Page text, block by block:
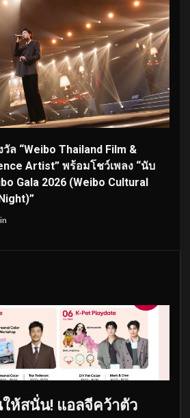
วัล “Weibo Thailand Film &
Artist” พร้อมโชว์เพลง “นับ
Gala 2026 (Weibo Cultural
ห้สนั่น! แอลจีคว้าตัว